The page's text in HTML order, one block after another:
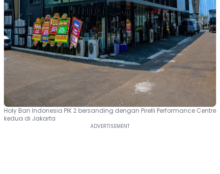
Holy Ban Indonesia PIK 2 bersanding dengan Pirelli Performance Centre
kedua di Jakarta